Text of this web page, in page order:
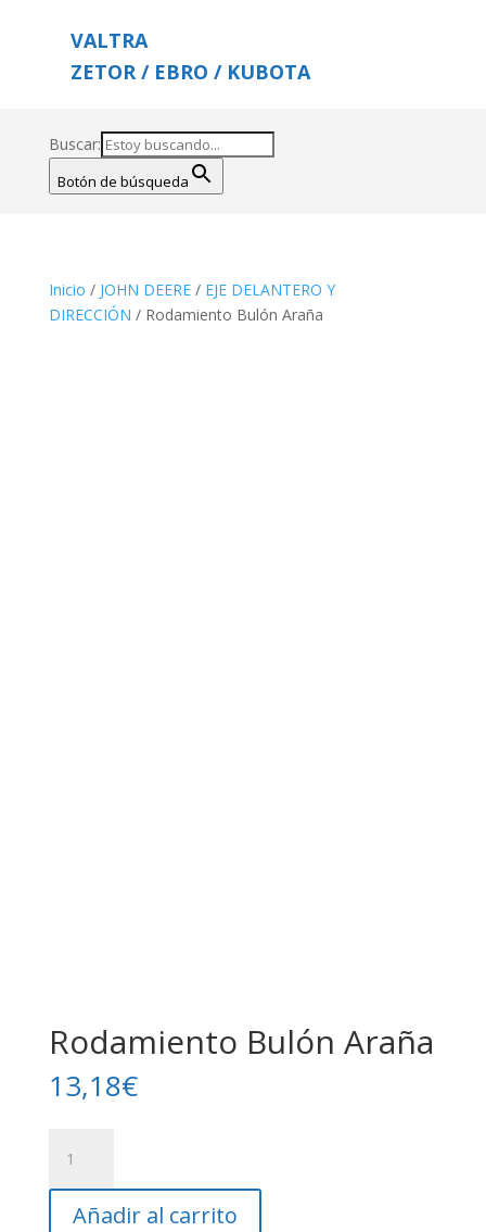
VALTRA
ZETOR / EBRO / KUBOTA
Buscar:
Botón de búsqueda
Inicio / JOHN DEERE/ EJE DELANTERO Y
DIRECCIÓN / Rodamiento Bulón Araña
Rodamiento Bulón Araña
13,18€
Bulón
Araña
cantidad
Añadir al carrito